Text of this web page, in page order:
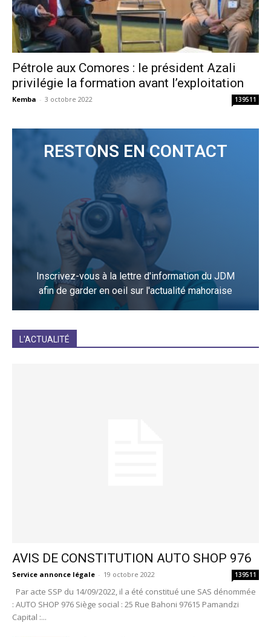
Pétrole aux Comores : le président Azali
privilégie la formation avant l’exploitation
Kemba - 3 octobre 2022 139511
RESTONS EN CONTACT
Inscrivez-vous à la lettre d'information du JDM
afin de garder en oeil sur l'actualité mahoraise
L'ACTUALITÉ
AVIS DE CONSTITUTION AUTO SHOP 976
Service annonce légale - 19 octobre 2022 139511
Par acte SSP du 14/09/2022, il a été constitué une SAS dénommée
: AUTO SHOP 976 Siège social : 25 Rue Bahoni 97615 Pamandzi
Capital :...